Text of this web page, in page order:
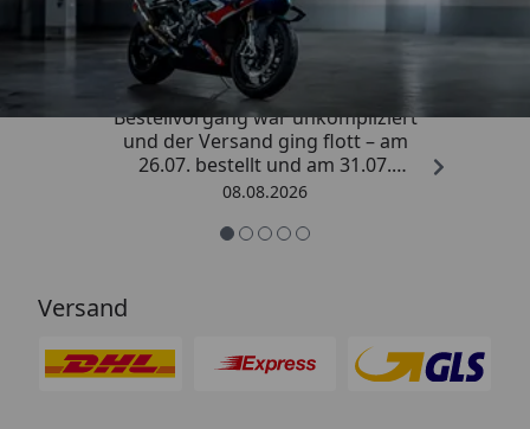
4,85/ 5
„Sehr zufriedener Kauf! Der
Bestellvorgang war unkompliziert
und der Versand ging flott – am
26.07. bestellt und am 31.07.
geliefert. Die Abdeckplane
Beschreibung und schützt
08.08.2026
Versand